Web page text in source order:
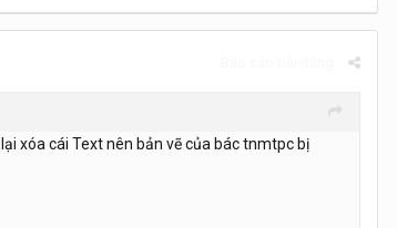
xóa cái Text nên bản vẽ của bác tnmtpc bị